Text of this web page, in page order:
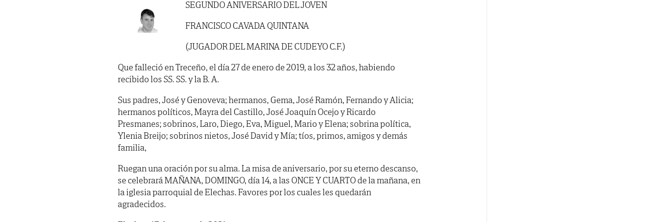
SEGUNDO ANIVERSARIO DEL JOVEN
FRANCISCO CAVADA QUINTANA
(JUGADOR DEL MARINA DE CUDEYO C.F.)
Que falleció en Treceño, el día 27 de enero de 2019, a los 32 años, habiendo
recibido los SS. SS. y la B. A.
Sus padres, José y Genoveva; hermanos, Gema, José Ramón, Fernando y Alicia;
hermanos políticos, Mayra del Castillo, José Joaquín Ocejo y Ricardo
Presmanes; sobrinos, Laro, Diego, Eva, Miguel, Mario y Elena; sobrina política,
Ylenia Breijo; sobrinos nietos, José David y Mía; tíos, primos, amigos y demás
familia,
Ruegan una oración por su alma. La misa de aniversario, por su eterno descanso,
se celebrará MAÑANA, DOMINGO, día 14, a las ONCE Y CUARTO de la mañana, en
la iglesia parroquial de Elechas. Favores por los cuales les quedarán
agradecidos.